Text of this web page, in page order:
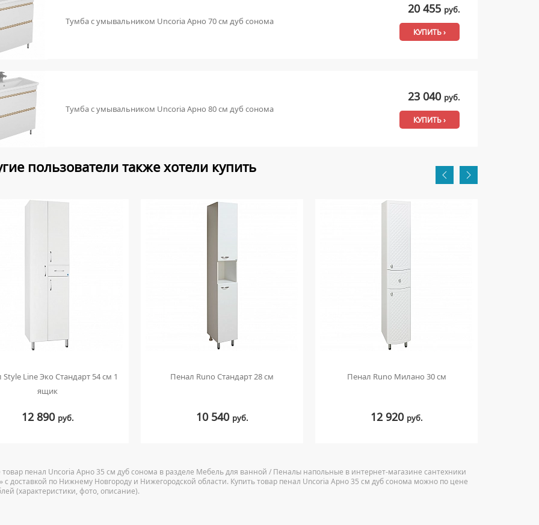
Тумба с умывальником Uncoria Арно 70 см дуб сонома
20 455 руб.
КУПИТЬ ›
Тумба с умывальником Uncoria Арно 80 см дуб сонома
23 040 руб.
КУПИТЬ ›
пользователи также хотели купить
Style Line Эко Стандарт 54 см 1
ящик
12 890 руб.
Пенал Runo Стандарт 28 см
10 540 руб.
Пенал Runo Милано 30 см
12 920 руб.
товар пенал Uncoria Арно 35 см дуб сонома в разделе Мебель для ванной / Пеналы напольные в интернет-магазине сантехники
с доставкой по Нижнему Новгороду и Нижегородской области. Купить товар пенал Uncoria Арно 35 см дуб сонома можно по цене
(характеристики, фото, описание).